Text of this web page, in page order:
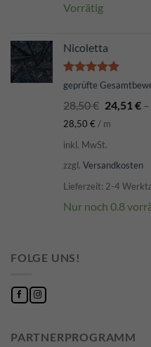
Vorrätig
Nicoletta
Bewertet
von 5
geprüfte
28,50€ 24,51 €–
28,50 € / m
inkl. MwSt.
zzgl. Versandkosten
Lieferzeit: 2-4
Nur noch 0.8
FOLGE UNS!
PARTNERPROGRAMM